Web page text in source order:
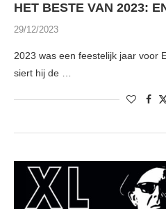
HET BESTE VAN 2023:
29/12/2023
2023 was een feestelijk jaar voor
siert hij de …